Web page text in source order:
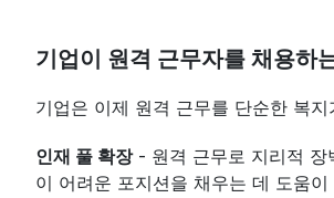
기업이 원격 근무자를 채용하
기업은 이제 원격 근무를 단순한 복
인재 풀 확장 - 원격 근무로 지리적 장
이 어려운 포지션을 채우는 데 도움이